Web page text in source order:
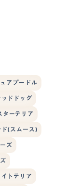
アプードル
ドドッグ
ターテリア
ド(スムース)
ズ
トテリア